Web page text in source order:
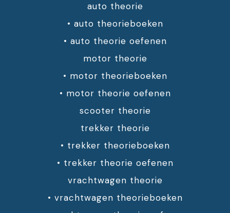
auto theorie
• auto theorieboeken
• auto theorie oefenen
motor theorie
• motor theorieboeken
• motor theorie oefenen
scooter theorie
trekker theorie
• trekker theorieboeken
• trekker theorie oefenen
vrachtwagen theorie
• vrachtwagen theorieboeken